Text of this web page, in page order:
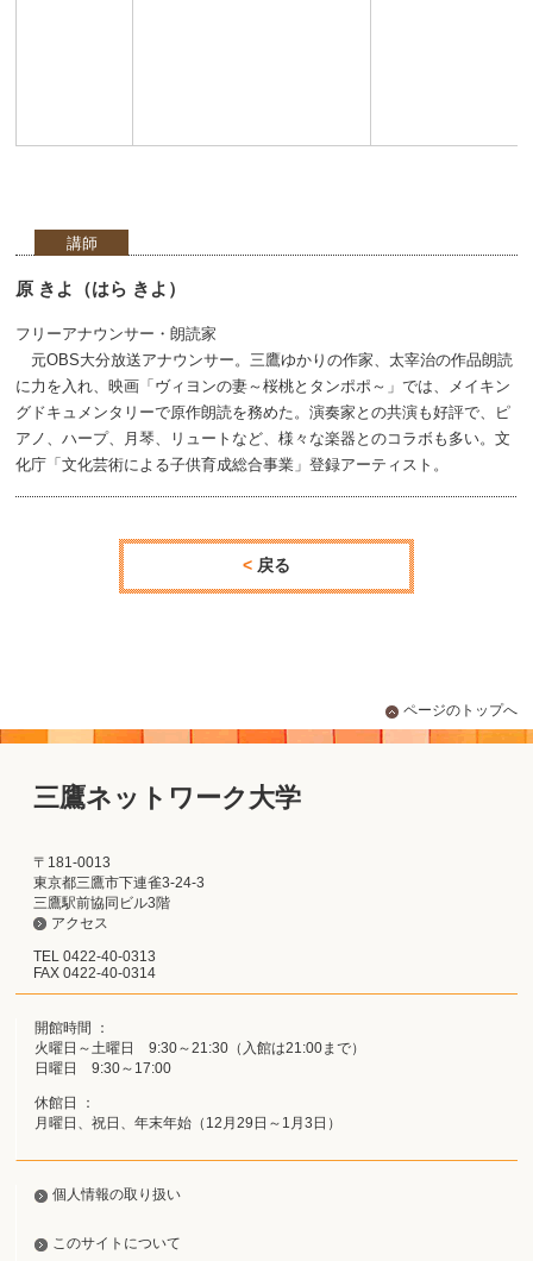
講師
原 きよ（はら きよ）
フリーアナウンサー・朗読家
元OBS大分放送アナウンサー。三鷹ゆかりの作家、太宰治の作品朗読
に力を入れ、映画「ヴィヨンの妻～桜桃とタンポポ～」では、メイキン
グドキュメンタリーで原作朗読を務めた。演奏家との共演も好評で、ピ
アノ、ハープ、月琴、リュートなど、様々な楽器とのコラボも多い。文
化庁「文化芸術による子供育成総合事業」登録アーティスト。
戻る
ページのトップへ
三鷹ネットワーク大学
〒181-0013
東京都三鷹市下連雀3-24-3
三鷹駅前協同ビル3階
アクセス
TEL 0422-40-0313
FAX 0422-40-0314
開館時間 ：
火曜日～土曜日 9:30～21:30（入館は21:00まで）
日曜日 9:30～17:00
休館日 ：
月曜日、祝日、年末年始（12月29日～1月3日）
個人情報の取り扱い
このサイトについて